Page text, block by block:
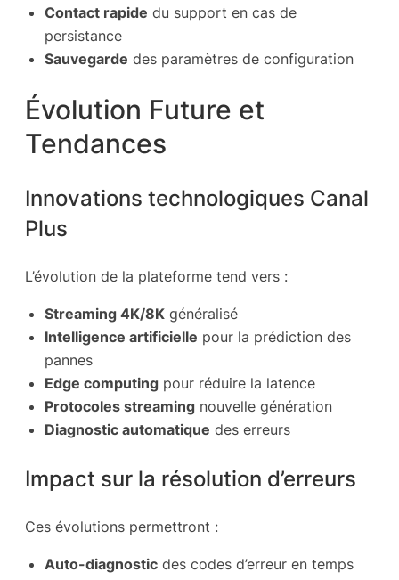
Contact rapide du support en cas de
persistance
Sauvegarde des paramètres de configuration
Évolution Future et
Tendances
Innovations technologiques Canal
Plus
L’évolution de la plateforme tend vers :
Streaming 4K/8K généralisé
Intelligence artificielle pour la prédiction des
pannes
Edge computing pour réduire la latence
Protocoles streaming nouvelle génération
Diagnostic automatique des erreurs
Impact sur la résolution d’erreurs
Ces évolutions permettront :
Auto-diagnostic des codes d’erreur en temps